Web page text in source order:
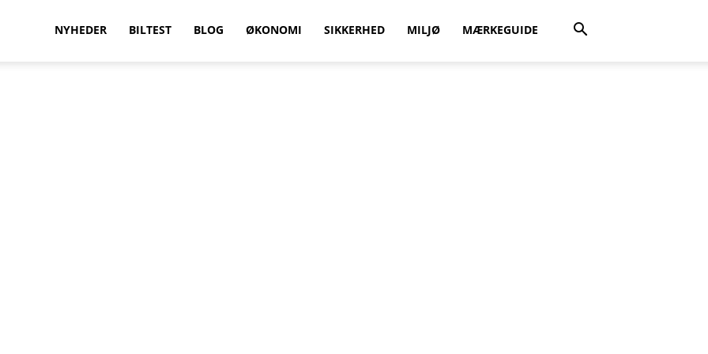
NYHEDER BILTEST BLOG ØKONOMI SIKKERHED MILJØ MÆRKEGUIDE